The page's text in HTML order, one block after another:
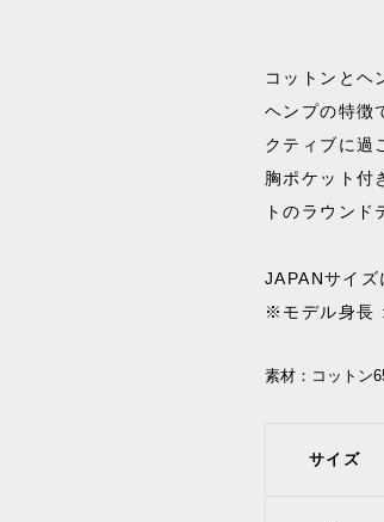
コットンとヘ
ヘンプの特徴
クティブに過
胸ポケット付
トのラウンド
JAPANサイズ
※モデル身長
素材： コットン
サイズ